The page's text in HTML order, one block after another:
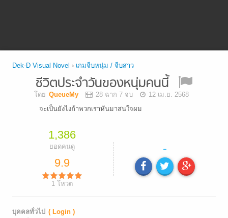
Dek-D Visual Novel › เกมจีบหนุ่ม / จีบสาว
ชีวิตประจำวันของหนุ่มคนนี้
โดย QueueMy 28 ฉาก 7 จบ
12 เม.ย. 2568
จะเป็นยังไงถ้าพวกเราหันมาสนใจผม
1,386
ยอดคนดู
9.9
1โหวต
-
บุคคลทั่วไป ( Login )